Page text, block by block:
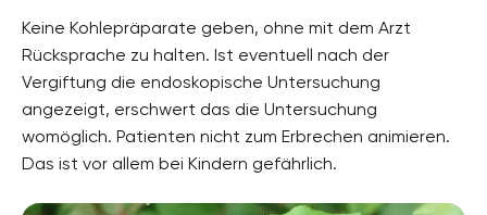
Keine Kohlepräparate geben, ohne mit dem Arzt
Rücksprache zu halten. Ist eventuell nach der
Vergiftung die endoskopische Untersuchung
angezeigt, erschwert das die Untersuchung
womöglich. Patienten nicht zum Erbrechen animieren.
Das ist vor allem bei Kindern gefährlich.